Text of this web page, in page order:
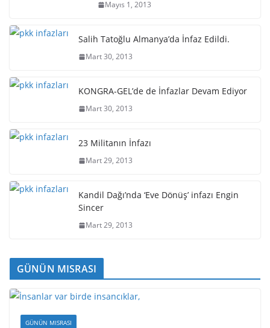
Mayıs 1, 2013
Salih Tatoğlu Almanya’da İnfaz Edildi.
Mart 30, 2013
KONGRA-GEL’de de İnfazlar Devam Ediyor
Mart 30, 2013
23 Militanın İnfazı
Mart 29, 2013
Kandil Dağı’nda ‘Eve Dönüş’ infazı Engin
Sincer
Mart 29, 2013
GÜNÜN MISRASI
GÜNÜN MISRASI